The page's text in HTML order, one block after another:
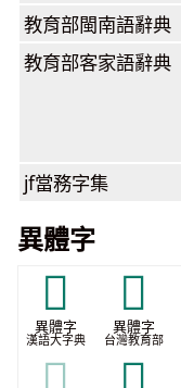
教育部閩南語辭典
教育部客家語辭典
jf當務字集
異體字
𡅤
異體字
漢語大字典
𡅸
異體字
台灣教育部